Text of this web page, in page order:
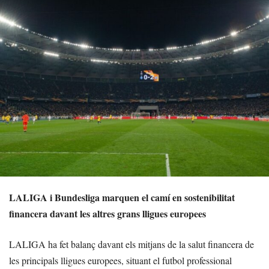
LALIGA i Bundesliga marquen el camí en sostenibilitat
financera davant les altres grans lligues europees
LALIGA ha fet balanç davant els mitjans de la salut financera de
les principals lligues europees, situant el futbol professional